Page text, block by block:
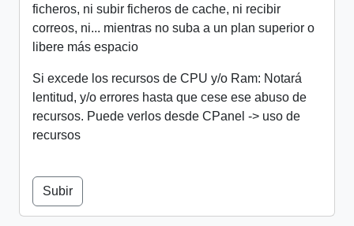
ficheros, ni subir ficheros de cache, ni recibir
correos, ni... mientras no suba a un plan superior o
libere más espacio
Si excede los recursos de CPU y/o Ram: Notará
lentitud, y/o errores hasta que cese ese abuso de
recursos. Puede verlos desde CPanel -> uso de
recursos
Subir